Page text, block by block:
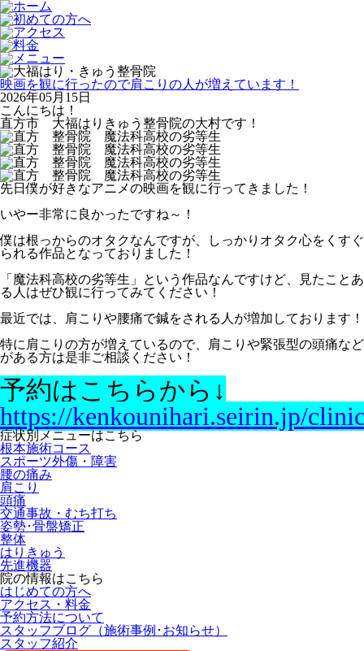
映画を観に行ったので肩こりの人が増えています！
2026年05月15日
こんにちは！
直方市 大福はりきゅう整骨院の大村です！
先日僕が好きなアニメの映画を観に行ってきました！
いやー非常に良かったですね～！
僕は根っからのオタクなんですが、しっかりオタク心をくすぐ
られる作品となっておりました！
「魔法科高校の劣等生」という作品なんですけど、見たことあ
る人はぜひ観に行ってみてください！
最近では、肩こりや腰痛で鍼をされる人が増加しております！
特に肩こりの方が増えているので、肩こりや緊張型の頭痛など
がある方は是非ご相談ください！
予約はこちらから↓
https://kenkounihari.seirin.jp/
症状別メニューはこちら
根本施術コース
スポーツ外傷・障害
腰の痛み
肩こり
頭痛
交通事故・むち打ち
姿勢･骨盤矯正
整体
はりきゅう
先進機器
院の情報はこちら
はじめての方へ
アクセス・料金
予約方法について
スタッフブログ（施術事例･お知らせ）
スタッフ紹介